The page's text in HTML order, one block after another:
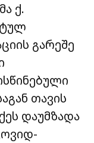
ქ.
გარეშე
თავის
დაუმზადა